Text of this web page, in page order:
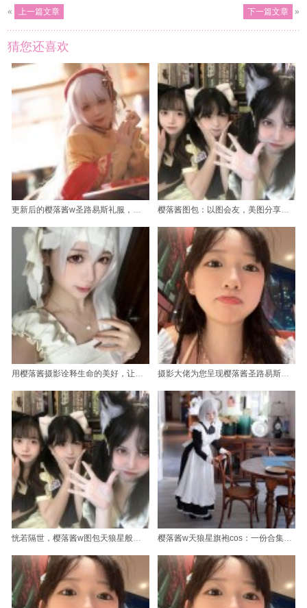
« 上一篇文章 下一篇文章 »
猜您还喜欢
更新后的樱落酱w圣路易斯礼服，更迷人了 樱落酱图包：以图会友，美图分享不止
用樱落酱摄影诠释生命的美好，让你感受无限惊喜 摄影大佬为您呈现樱落酱圣路易斯礼服原图。